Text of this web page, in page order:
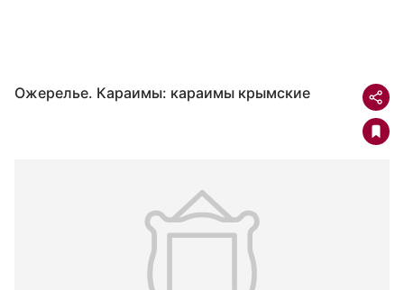
Ожерелье. Караимы: караимы крымские